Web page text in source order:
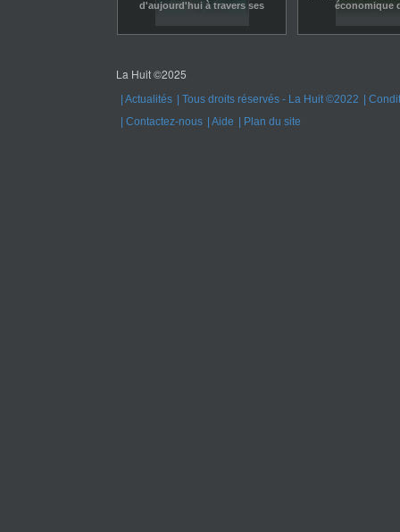
d'aujourd'hui à travers ses
économique
La Huit ©2025
Actualités Tous droits réservés - La Huit ©2022
Contactez-nous
Aide Plan du site